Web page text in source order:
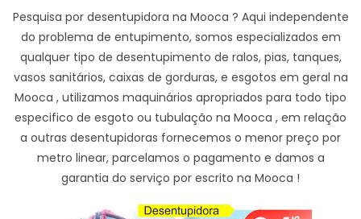
Pesquisa por desentupidora na Mooca ? Aqui independente
do problema de entupimento, somos especializados em
qualquer tipo de desentupimento de ralos, pias, tanques,
vasos sanitários, caixas de gorduras, e esgotos em geral na
Mooca , utilizamos maquinários apropriados para todo tipo
especifico de esgoto ou tubulação na Mooca , em relação
a outras desentupidoras fornecemos o menor preço por
metro linear, parcelamos o pagamento e damos a
garantia do serviço por escrito na Mooca !